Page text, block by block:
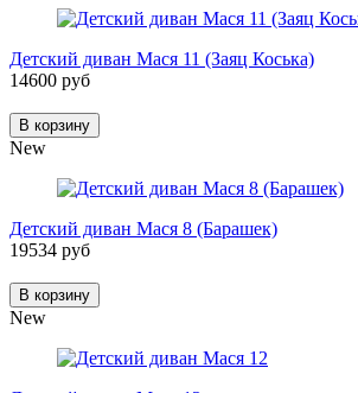
Детский диван Мася 11 (Заяц Коська)
14600 руб
В корзину
New
Детский диван Мася 8 (Барашек)
19534 руб
В корзину
New